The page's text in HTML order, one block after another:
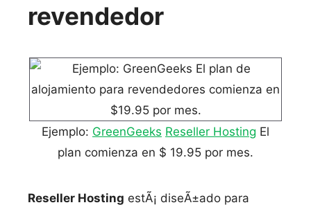
revendedor
Ejemplo: GreenGeeks Reseller Hosting El
plan comienza en $ 19.95 por mes.
Reseller Hosting estÃ¡ diseÃ±ado para